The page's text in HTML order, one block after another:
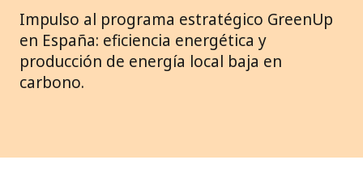
Impulso al programa estratégico GreenUp
en España: eficiencia energética y
producción de energía local baja en
carbono.